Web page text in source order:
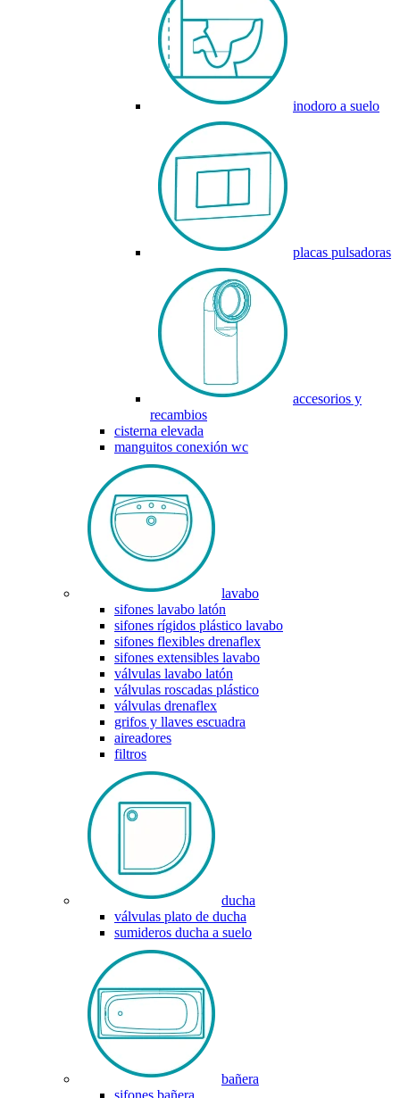
inodoro a suelo
placas pulsadoras
accesorios y
recambios
cisterna elevada
manguitos conexión wc
lavabo
sifones lavabo latón
sifones rígidos plástico lavabo
sifones flexibles drenaflex
sifones extensibles lavabo
válvulas lavabo latón
válvulas roscadas plástico
válvulas drenaflex
grifos y llaves escuadra
aireadores
filtros
ducha
válvulas plato de ducha
sumideros ducha a suelo
bañera
sifones bañera